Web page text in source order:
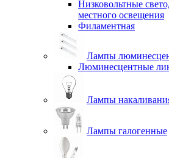
Низковольтные
местного освещения
Филаментная
Лампы
Люминесцентные
Лампы
Лампы галогенные